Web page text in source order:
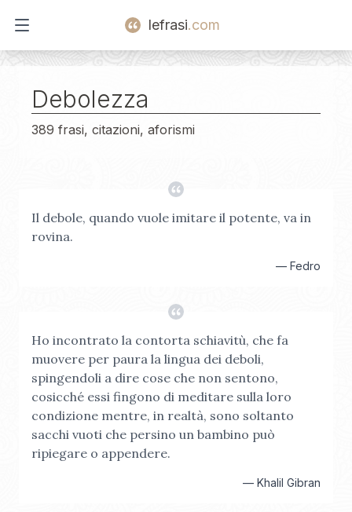
Open main menu
lefrasi.com
Debolezza
389 frasi, citazioni, aforismi
Il debole, quando vuole imitare il potente, va in
rovina.
— Fedro
Ho incontrato la contorta schiavitù, che fa
muovere per paura la lingua dei deboli,
spingendoli a dire cose che non sentono,
cosicché essi fingono di meditare sulla loro
condizione mentre, in realtà, sono soltanto
sacchi vuoti che persino un bambino può
ripiegare o appendere.
— Khalil Gibran